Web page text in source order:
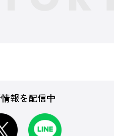
報を配信中